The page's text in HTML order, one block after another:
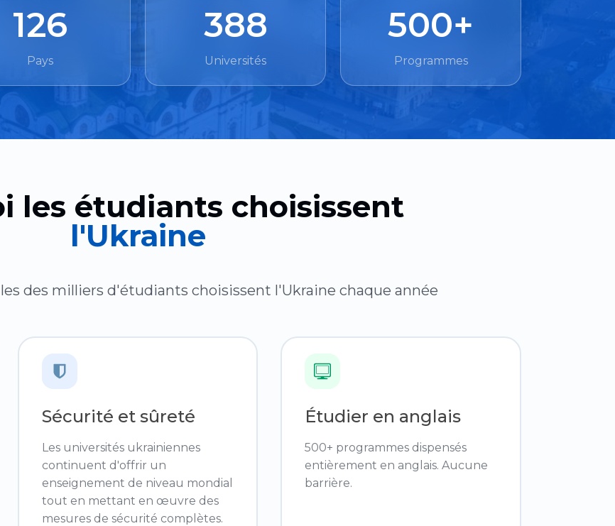
126
Pays
388
Universités
500+
Programmes
les étudiants choisissent
l'Ukraine
des milliers d'étudiants choisissent l'Ukraine chaque année
Sécurité et sûreté
Les universités ukrainiennes
continuent d'offrir un
enseignement de niveau mondial
tout en mettant en œuvre des
mesures de sécurité complètes.
Étudier en anglais
500+ programmes dispensés
entièrement en anglais. Aucune
barrière.